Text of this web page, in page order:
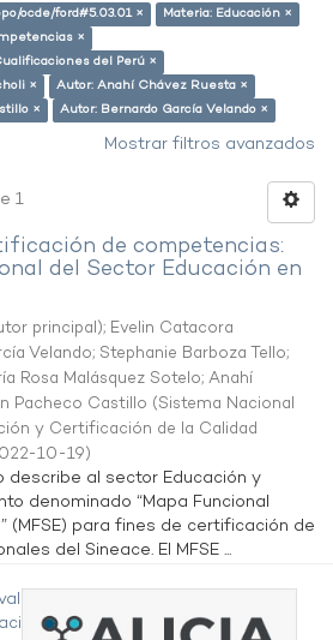
ocde/ford#5.03.01 ×
Materia: Educación ×
×
del Perú ×
×
Autor: Anahí Chávez Ruesta ×
×
Autor: Bernardo García Velando ×
Mostrar filtros avanzados
1
de competencias:
del Sector Educación en
principal); Evelin Catacora
Velando; Stephanie Barboza Tello;
Rosa Malásquez Sotelo; Anahí
Pacheco Castillo (Sistema Nacional
y Certificación de la Calidad
10-19)
describe al sector Educación y
denominado “Mapa Funcional
(MFSE) para fines de certificación de
del Sineace. El MFSE ...
de la